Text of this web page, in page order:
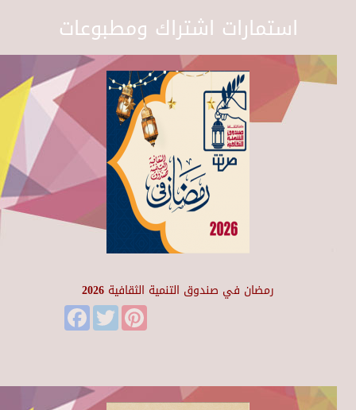
استمارات اشتراك ومطبوعات
رمضان في صندوق التنمية الثقافية 2026
FacebookTwitter